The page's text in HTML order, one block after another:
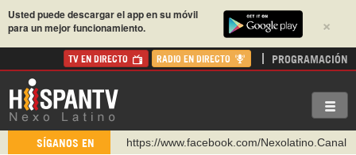
×
Usted puede descargar el app en su móvil
para un mejor funcionamiento.
TV EN DIRECTO RADIO EN DIRECTO PROGRAMACIÓN
SÍGANOS EN
https://www.facebook.com/Nexolatino.Canal